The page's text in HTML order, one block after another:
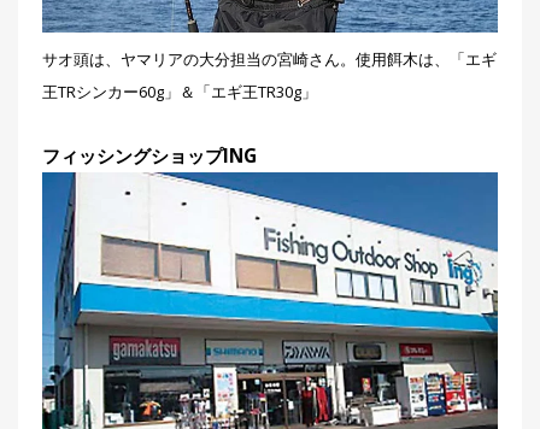
サオ頭は、ヤマリアの大分担当の宮崎さん。使用餌木は、「エギ
王TRシンカー60g」＆「エギ王TR30g」
フィッシングショップING